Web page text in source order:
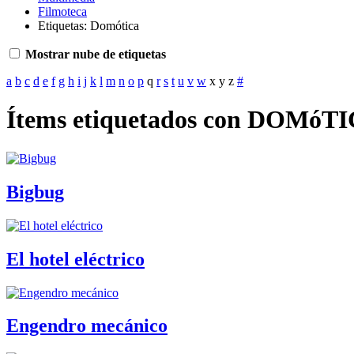
Filmoteca
Etiquetas: Domótica
Mostrar nube de etiquetas
a b c d e f g h i j k l m n o p q r s t u v w x y z #
Ítems etiquetados con
Bigbug
El hotel eléctrico
Engendro mecánico